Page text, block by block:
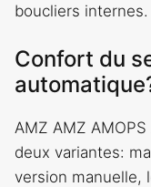
boucliers internes.
Confort du
AMZ AMZ
deux variantes:
version manuelle,